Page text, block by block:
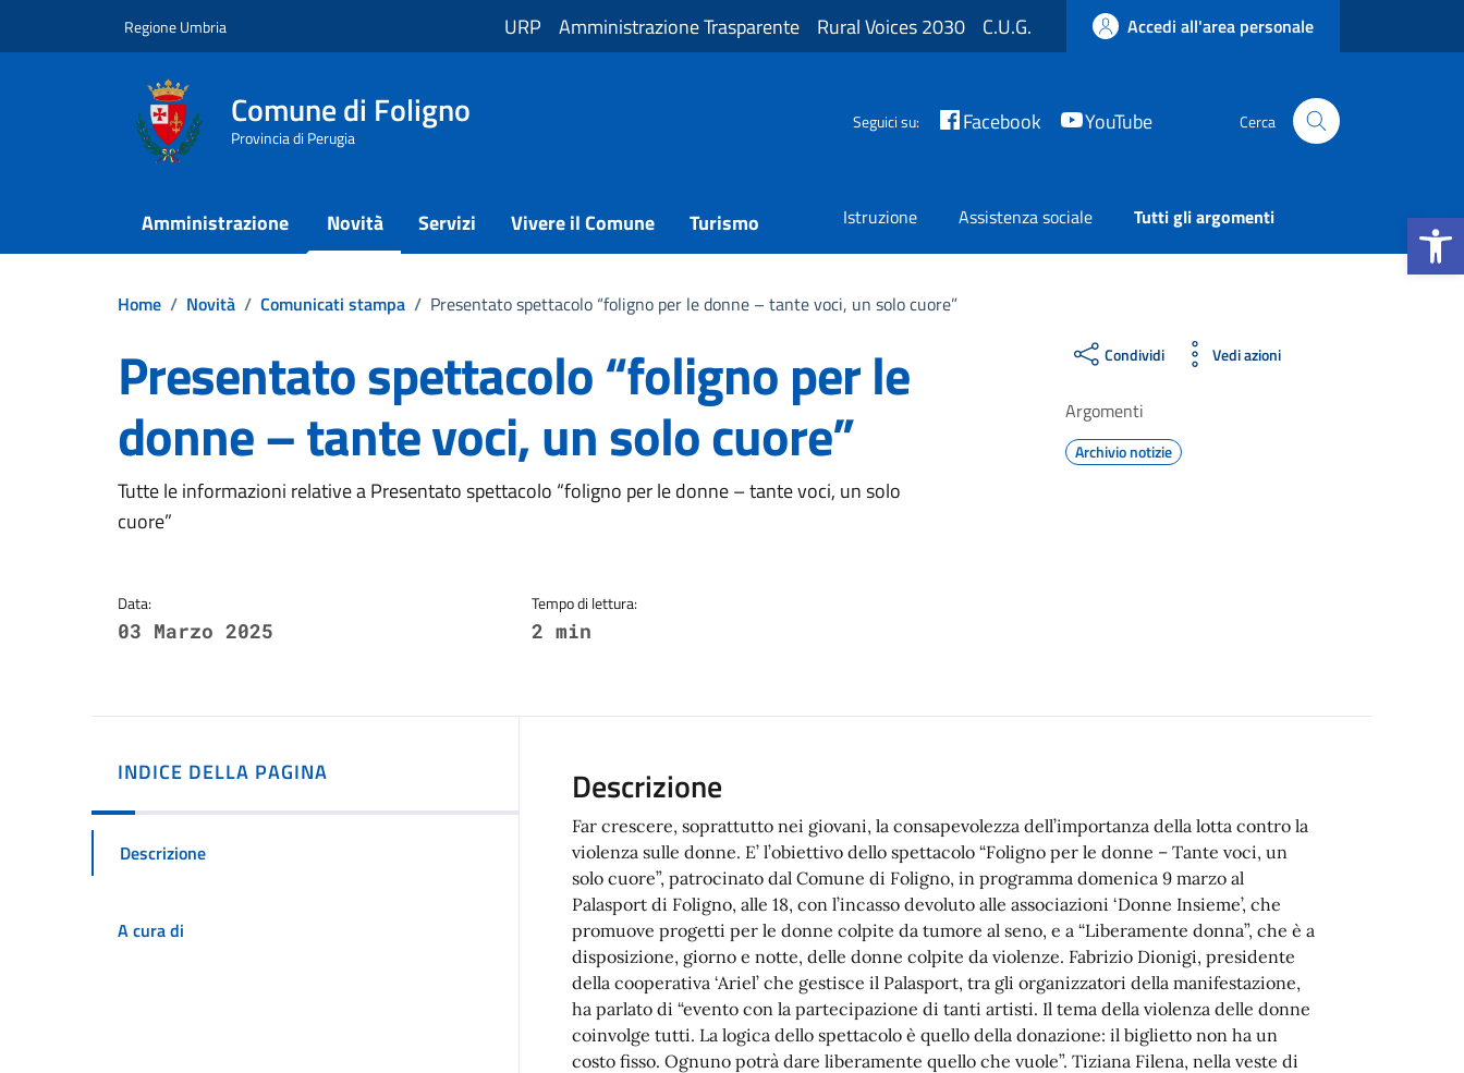
Apri la
Regione Umbria URP Amministrazione Trasparente Rural Voices 2030 C.U.G. Accedi all'area personale
Comune di Foligno
Provincia di Perugia
Seguici su: Facebook YouTube Cerca
Amministrazione Novità Servizi Vivere il Comune Turismo Istruzione Assistenza sociale Tutti gli argomenti
Home / Novità / Comunicati stampa / Presentato spettacolo “foligno per le donne – tante voci, un solo cuore”
Presentato spettacolo “foligno per le
donne – tante voci, un solo cuore”
Dettagli della notizia
Tutte le informazioni relative a Presentato spettacolo “foligno per le donne – tante voci, un solo
cuore”
Data:
03 Marzo 2025
Tempo di lettura:
2 min
Condividi Vedi azioni
Argomenti
Archivio notizie
INDICE DELLA PAGINA
Descrizione
A cura di
Descrizione
Far crescere, soprattutto nei giovani, la consapevolezza dell’importanza della lotta contro la
violenza sulle donne. E’ l’obiettivo dello spettacolo “Foligno per le donne – Tante voci, un
solo cuore”, patrocinato dal Comune di Foligno, in programma domenica 9 marzo al
Palasport di Foligno, alle 18, con l’incasso devoluto alle associazioni ‘Donne Insieme’, che
promuove progetti per le donne colpite da tumore al seno, e a “Liberamente donna”, che è a
disposizione, giorno e notte, delle donne colpite da violenze. Fabrizio Dionigi, presidente
della cooperativa ‘Ariel’ che gestisce il Palasport, tra gli organizzatori della manifestazione,
ha parlato di “evento con la partecipazione di tanti artisti. Il tema della violenza delle donne
coinvolge tutti. La logica dello spettacolo è quello della donazione: il biglietto non ha un
costo fisso. Ognuno potrà dare liberamente quello che vuole”. Tiziana Filena, nella veste di